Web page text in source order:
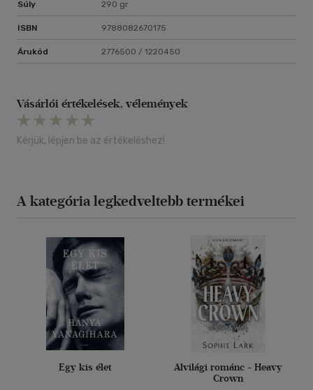
Súly 290 gr
ISBN 9788082670175
Árukód 2776500 / 1220450
Vásárlói értékelések, vélemények
Kérjük, lépjen be az értékeléshez!
A kategória legkedveltebb termékei
Egy kis élet
Alvilági románc - Heavy
Crown